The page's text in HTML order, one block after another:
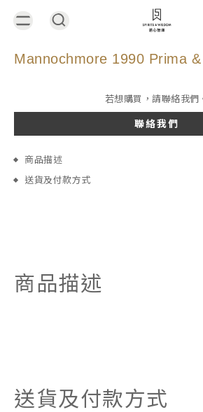
Mannochmore 1990 Prima
若想購買，請聯絡我們
聯絡我們
商品描述
送貨及付款方式
商品描述
送貨及付款方式